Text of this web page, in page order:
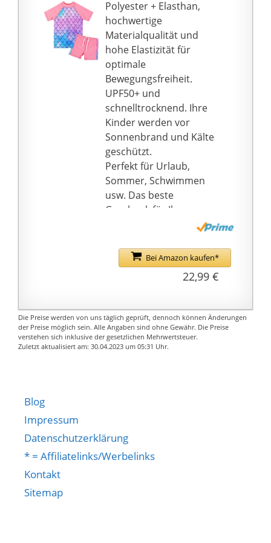
【Größenhinweis】 Der
Badeanzug ist
möglicherweise etwas
eng, wenn er beim
ersten Versuch des
Kindes trocken ist,
eignet sich jedoch für
das wasser.
Polyester + Elasthan,
hochwertige
Materialqualität und
hohe Elastizität für
optimale
Bewegungsfreiheit.
UPF50+ und
schnelltrocknend. Ihre
Kinder werden vor
Sonnenbrand und Kälte
geschützt.
Perfekt für Urlaub,
Sommer, Schwimmen
usw. Das beste
Geschenk für Ihre
der Reinigung nicht fest
aus, hängen Sie es zum
Trocknen an einen
Ort und setzen Sie es
nicht längere Zeit der
Sonne aus.
Bei Amazon kaufen*
22,99 €
Die Preise werden von uns täglich geprüft, dennoch können Änderungen
der Preise möglich sein. Alle Angaben sind ohne Gewähr. Die Preise
verstehen sich inklusive der gesetzlichen Mehrwertsteuer.
Zuletzt aktualisiert am: 30.04.2023 um 05:31 Uhr.
Blog
Impressum
Datenschutzerklärung
* = Affiliatelinks/Werbelinks
Kontakt
Sitemap